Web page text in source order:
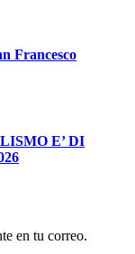
Francesco
E’ DI
en tu correo.